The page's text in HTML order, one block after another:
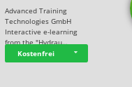
Advanced Training
Technologies GmbH
Interactive e-learning
from the "Hydrau…
Kostenfrei